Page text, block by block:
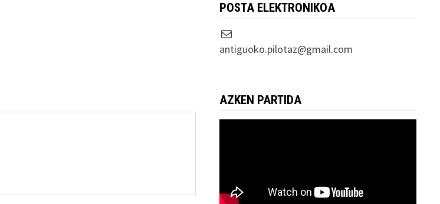
POSTA ELEKTRONIKOA
Correo electrónico
antiguoko.pilotaz@gmail.com
AZKEN PARTIDA